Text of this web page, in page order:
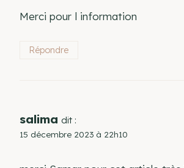
Merci pour l information
Répondre
salima dit :
15 décembre 2023 à 22h10